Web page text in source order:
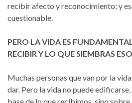
recibir afecto y reconocimiento; y
cuestionable.
PERO LA VIDA ES
RECIBIR Y LO QUE SIEMBRAS
Muchas personas que van por la
dar. Pero la vida no puede
base de lo que recibimos, sino